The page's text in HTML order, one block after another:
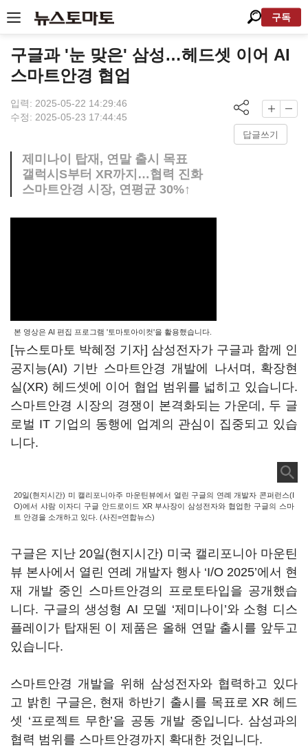
구독
구글과 '눈 맞은' 삼성…헤드셋 이어 AI
스마트안경 협업
입력: 2025-05-22 14:29:46
수정: 2025-05-23 17:44:45
답글쓰기
제미나이 탑재, 연말 출시 목표
갤럭시S부터 XR까지…협력 진화
스마트안경 시장, 연평균 30%↑
본 영상은 AI 편집 프로그램 '토마토아이컷'을 활용했습니다.
[뉴스토마토 박혜정 기자] 삼성전자가 구글과 함께 인
공지능(AI) 기반 스마트안경 개발에 나서며, 확장현
실(XR) 헤드셋에 이어 협업 범위를 넓히고 있습니다.
스마트안경 시장의 경쟁이 본격화되는 가운데, 두 글
로벌 IT 기업의 동행에 업계의 관심이 집중되고 있습
니다.
20일(현지시간) 미 캘리포니아주 마운틴뷰에서 열린 구글의 연례 개발자 콘퍼런스(I
O)에서 샤람 이자디 구글 안드로이드 XR 부사장이 삼성전자와 협업한 구글의 스마
트 안경을 소개하고 있다. (사진=연합뉴스)
구글은 지난 20일(현지시간) 미국 캘리포니아 마운틴
뷰 본사에서 열린 연례 개발자 행사 ‘I/O 2025’에서 현
재 개발 중인 스마트안경의 프로토타입을 공개했습
니다. 구글의 생성형 AI 모델 ‘제미나이’와 소형 디스
플레이가 탑재된 이 제품은 올해 연말 출시를 앞두고
있습니다.
스마트안경 개발을 위해 삼성전자와 협력하고 있다
고 밝힌 구글은, 현재 하반기 출시를 목표로 XR 헤드
셋 ‘프로젝트 무한’을 공동 개발 중입니다. 삼성과의
협력 범위를 스마트안경까지 확대한 것입니다.